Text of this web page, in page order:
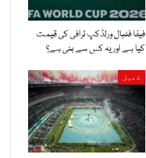
فیفا فٹبال ورلڈکپ ٹرافی کی قیمت
کیا ہے اور یہ کس سے بنی ہے؟
کھیل